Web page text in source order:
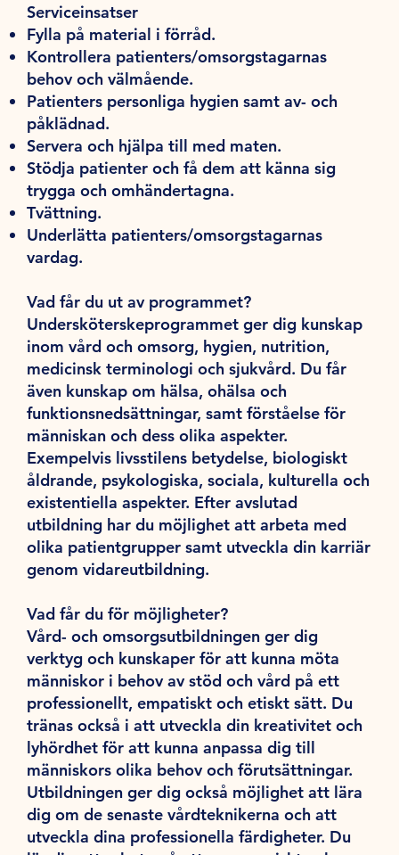
Serviceinsatser
Fylla på material i förråd.
Kontrollera patienters/omsorgstagarnas
behov och välmående.
Patienters personliga hygien samt av- och
påklädnad.
Servera och hjälpa till med maten.
Stödja patienter och få dem att känna sig
trygga och omhändertagna.
Tvättning.
Underlätta patienters/omsorgstagarnas
vardag.
Vad får du ut av programmet?
Undersköterskeprogrammet ger dig kunskap
inom vård och omsorg, hygien, nutrition,
medicinsk terminologi och sjukvård. Du får
även kunskap om hälsa, ohälsa och
funktionsnedsättningar, samt förståelse för
människan och dess olika aspekter.
Exempelvis livsstilens betydelse, biologiskt
åldrande, psykologiska, sociala, kulturella och
existentiella aspekter. Efter avslutad
utbildning har du möjlighet att arbeta med
olika patientgrupper samt utveckla din karriär
genom vidareutbildning.
Vad får du för möjligheter?
Vård- och omsorgsutbildningen ger dig
verktyg och kunskaper för att kunna möta
människor i behov av stöd och vård på ett
professionellt, empatiskt och etiskt sätt. Du
tränas också i att utveckla din kreativitet och
lyhördhet för att kunna anpassa dig till
människors olika behov och förutsättningar.
Utbildningen ger dig också möjlighet att lära
dig om de senaste vårdteknikerna och att
utveckla dina professionella färdigheter. Du